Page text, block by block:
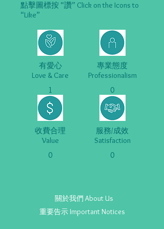
點擊圖標按 “讚” Click on the Icons to
“Like”
有愛心
Love & Care
專業態度
Professionalism
1 0
收費合理
Value
服務/成效
Satisfaction
0 0
關於我們 About Us
重要告示 Important Notices